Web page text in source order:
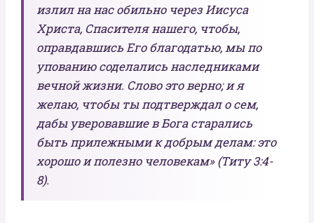
излил на нас обильно через Иисуса
Христа, Спасителя нашего, чтобы,
оправдавшись Его благодатью, мы по
упованию соделались наследниками
вечной жизни. Слово это верно; и я
желаю, чтобы ты подтверждал о сем,
дабы уверовавшие в Бога старались
быть прилежными к добрым делам: это
хорошо и полезно человекам» (Титу 3:4-
8).